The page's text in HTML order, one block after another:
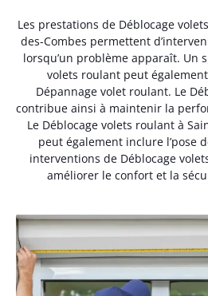
Les prestations de Déblocage
des-Combes permettent
lorsqu’un problème apparaît. Un
volets roulant peut
Dépannage volet roulant. Le
contribue ainsi à maintenir la
Le Déblocage volets roulant à
peut également inclure l’pose
interventions de Déblocage
améliorer le confort et la